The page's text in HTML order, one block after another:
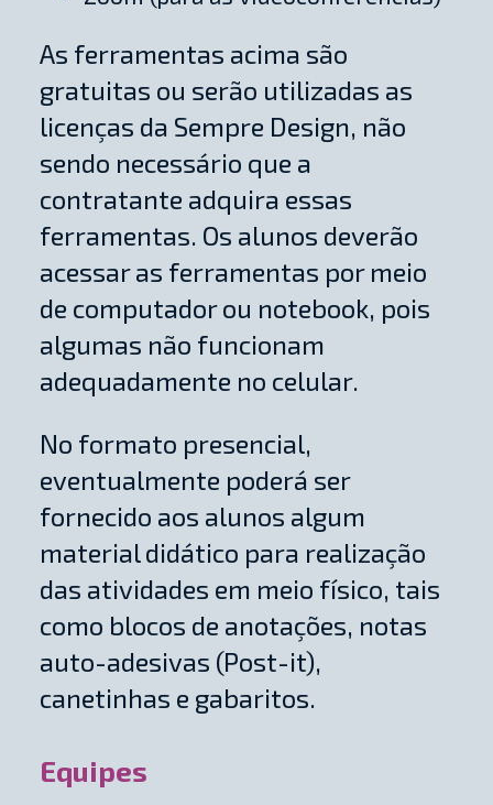
As ferramentas acima são
gratuitas ou serão utilizadas as
licenças da Sempre Design, não
sendo necessário que a
contratante adquira essas
ferramentas. Os alunos deverão
acessar as ferramentas por meio
de computador ou notebook, pois
algumas não funcionam
adequadamente no celular.
No formato presencial,
eventualmente poderá ser
fornecido aos alunos algum
material didático para realização
das atividades em meio físico, tais
como blocos de anotações, notas
auto-adesivas (Post-it),
canetinhas e gabaritos.
Equipes